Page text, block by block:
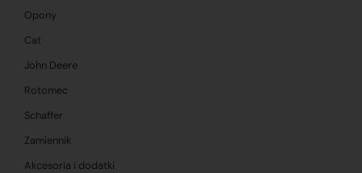
Opony
Cat
John Deere
Rotomec
Schaffer
Zamiennik
Akcesoria i dodatki